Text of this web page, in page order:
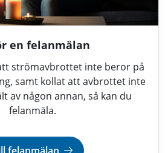
en felanmälan
strömavbrottet inte beror på
samt kollat att avbrottet inte
av någon annan, så kan du
felanmäla.